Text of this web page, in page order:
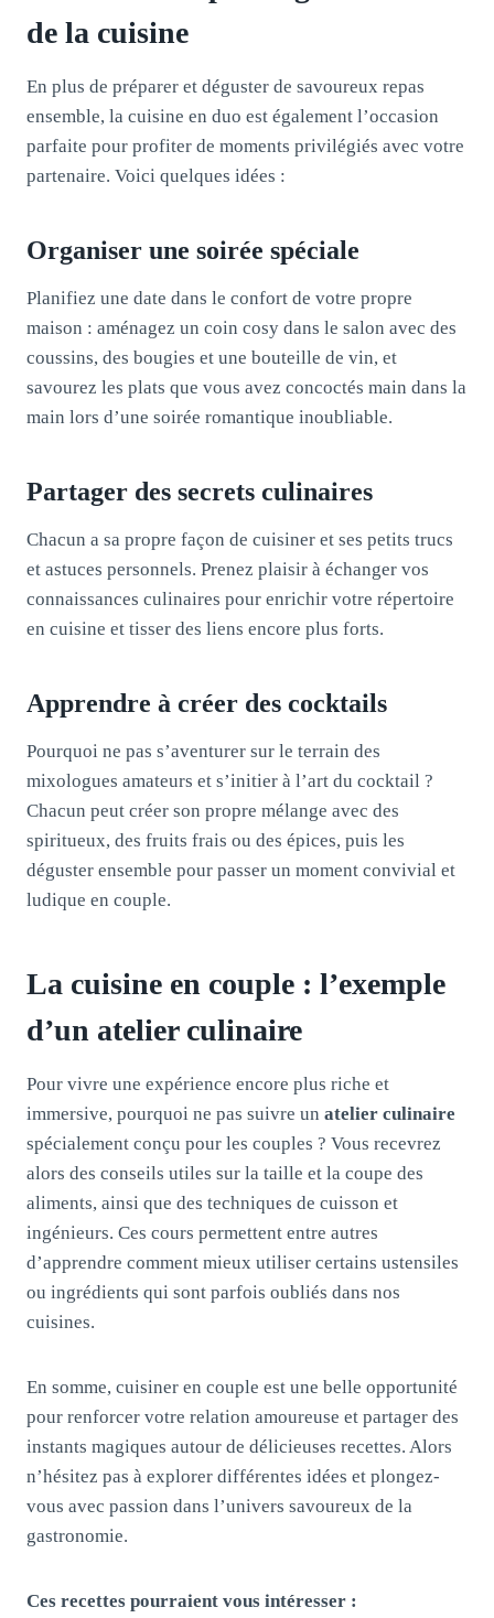
de la cuisine
En plus de préparer et déguster de savoureux repas
ensemble, la cuisine en duo est également l’occasion
parfaite pour profiter de moments privilégiés avec votre
partenaire. Voici quelques idées :
Organiser une soirée spéciale
Planifiez une date dans le confort de votre propre
maison : aménagez un coin cosy dans le salon avec des
coussins, des bougies et une bouteille de vin, et
savourez les plats que vous avez concoctés main dans la
main lors d’une soirée romantique inoubliable.
Partager des secrets culinaires
Chacun a sa propre façon de cuisiner et ses petits trucs
et astuces personnels. Prenez plaisir à échanger vos
connaissances culinaires pour enrichir votre répertoire
en cuisine et tisser des liens encore plus forts.
Apprendre à créer des cocktails
Pourquoi ne pas s’aventurer sur le terrain des
mixologues amateurs et s’initier à l’art du cocktail ?
Chacun peut créer son propre mélange avec des
spiritueux, des fruits frais ou des épices, puis les
déguster ensemble pour passer un moment convivial et
ludique en couple.
La cuisine en couple : l’exemple
d’un atelier culinaire
Pour vivre une expérience encore plus riche et
immersive, pourquoi ne pas suivre un atelier culinaire
spécialement conçu pour les couples ? Vous recevrez
alors des conseils utiles sur la taille et la coupe des
aliments, ainsi que des techniques de cuisson et
ingénieurs. Ces cours permettent entre autres
d’apprendre comment mieux utiliser certains ustensiles
ou ingrédients qui sont parfois oubliés dans nos
cuisines.
En somme, cuisiner en couple est une belle opportunité
pour renforcer votre relation amoureuse et partager des
instants magiques autour de délicieuses recettes. Alors
n’hésitez pas à explorer différentes idées et plongez-
vous avec passion dans l’univers savoureux de la
gastronomie.
Ces recettes pourraient vous intéresser :